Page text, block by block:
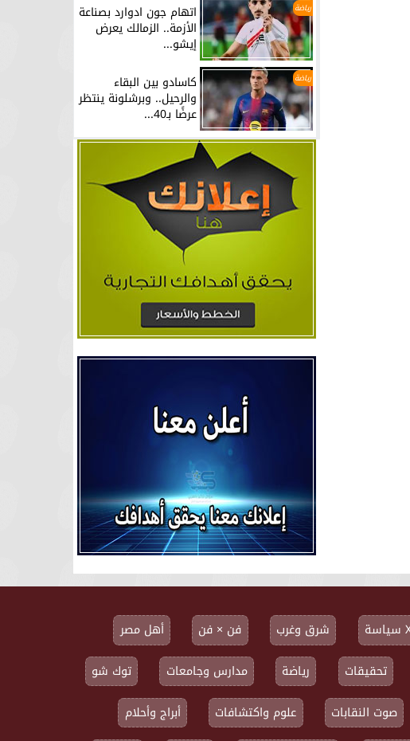
رياضة اتهام جون ادوارد بصناعة
الأزمة.. الزمالك يعرض
إيشو...
رياضة كاسادو بين البقاء
والرحيل.. وبرشلونة ينتظر
عرضًا بـ40...
شرق وغرب فن × فن
أهل مصر
تحقيقات رياضة مدارس وجامعات
توك شو
صوت النقابات علوم واكتشافات أبراج وأحلام